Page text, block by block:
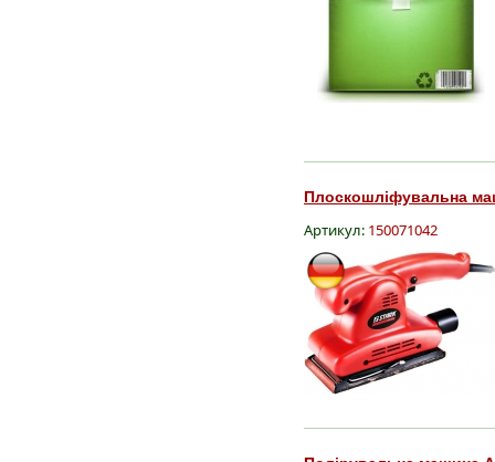
Плоскошліфувальна
Артикул: 150071042